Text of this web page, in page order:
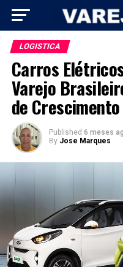
LOGISTICA
Carros
Varejo
de
Published 6 meses
By Jose Marques